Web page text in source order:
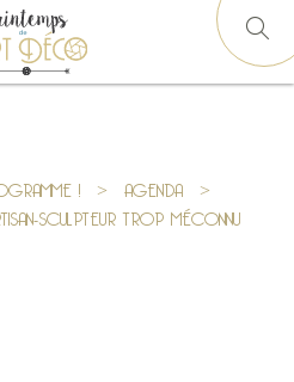
! > AGENDA >
SCULPTEUR TROP MÉCONNU